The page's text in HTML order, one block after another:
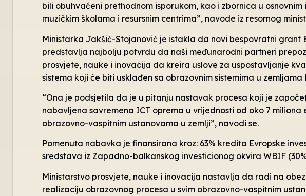
bili obuhvaćeni prethodnom isporukom, kao i zbornica u
muzičkim školama i resursnim centrima”, navode iz resornog
Ministarka Jakšić-Stojanović je istakla da novi bespovratni grant
predstavlja najbolju potvrdu da naši međunarodni partneri
prosvjete, nauke i inovacija da kreira uslove za uspostavljanje
sistema koji će biti usklađen sa obrazovnim sistemima u zemljama
“Ona je podsjetila da je u pitanju nastavak procesa koji je
nabavljena savremena ICT oprema u vrijednosti od oko 7
obrazovno-vaspitnim ustanovama u zemlji”, navodi se.
Pomenuta nabavka je finansirana kroz: 63% kredita Evropske
sredstava iz Zapadno-balkanskog investicionog okvira WBIF
Ministarstvo prosvjete, nauke i inovacija nastavlja da radi na
realizaciju obrazovnog procesa u svim obrazovno-vaspitnim